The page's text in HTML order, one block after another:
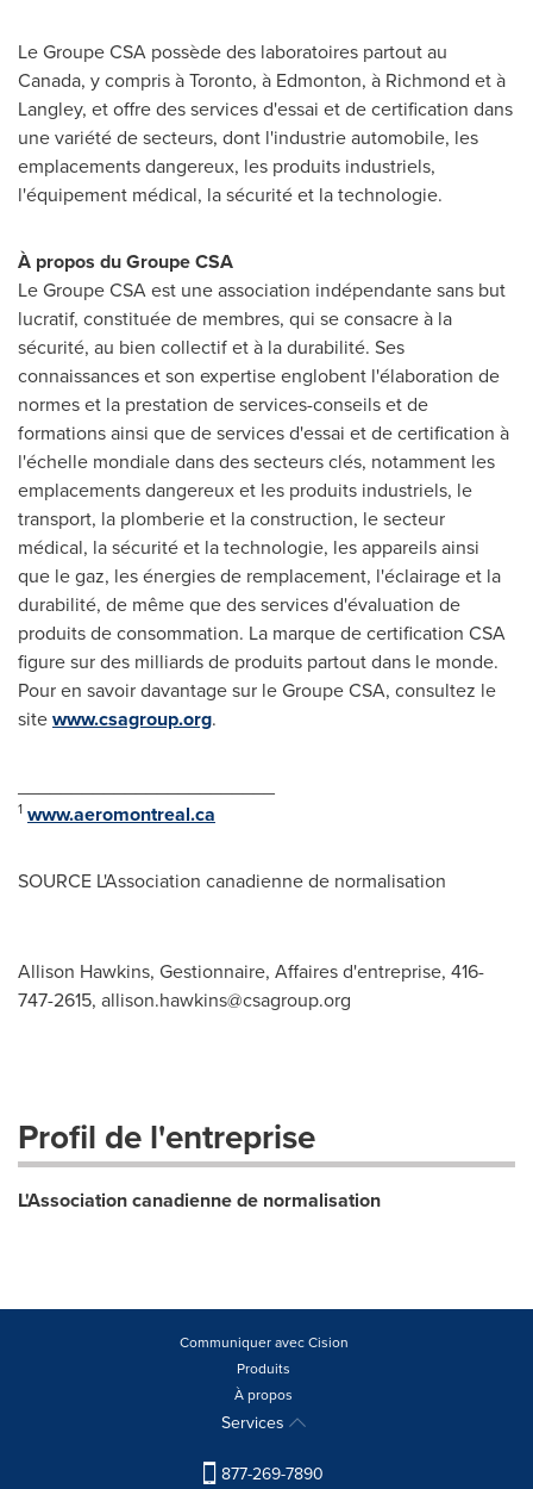
Le Groupe CSA possède des laboratoires partout au
Canada, y compris àToronto, à Edmonton, à Richmond et à
Langley, et offre des services d'essai et de certification dans
une variété de secteurs, dont l'industrie automobile, les
emplacements dangereux, les produits industriels,
l'équipement médical, la sécurité et la technologie.
À propos du Groupe CSA
Le Groupe CSA est une association indépendante sans but
lucratif, constituée de membres, qui se consacre à la
sécurité, au bien collectif et à la durabilité. Ses
connaissances et son expertise englobent l'élaboration de
normes et la prestation de services-conseils et de
formations ainsi que de services d'essai et de certification à
l'échelle mondiale dans des secteurs clés, notamment les
emplacements dangereux et les produits industriels, le
transport, la plomberie et la construction, le secteur
médical, la sécurité et la technologie, les appareils ainsi
que le gaz, les énergies de remplacement, l'éclairage et la
durabilité, de même que des services d'évaluation de
produits de consommation. La marque de certification CSA
figure sur des milliards de produits partout dans le monde.
Pour en savoir davantage sur le Groupe CSA, consultez le
sitewww.csagroup.org.
1 www.aeromontreal.ca
SOURCE L'Association canadienne de normalisation
Allison Hawkins, Gestionnaire, Affaires d'entreprise, 416-
747-2615, allison.hawkins@csagroup.org
Profil de l'entreprise
L'Association canadienne de normalisation
Communiquer avec Cision
Produits
À propos
Services
877-269-7890